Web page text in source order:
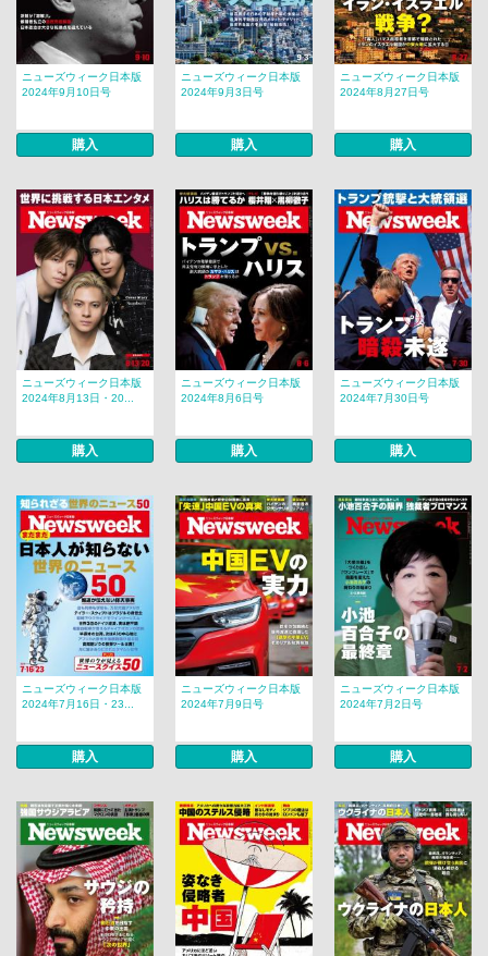
ニューズウィーク日本版
2024年9月10日号
購入
ニューズウィーク日本版
2024年9月3日号
購入
ニューズウィーク日本版
2024年8月27日号
購入
ニューズウィーク日本版
2024年8月13日・20...
購入
ニューズウィーク日本版
2024年8月6日号
購入
ニューズウィーク日本版
2024年7月30日号
購入
ニューズウィーク日本版
2024年7月16日・23...
購入
ニューズウィーク日本版
2024年7月9日号
購入
ニューズウィーク日本版
2024年7月2日号
購入